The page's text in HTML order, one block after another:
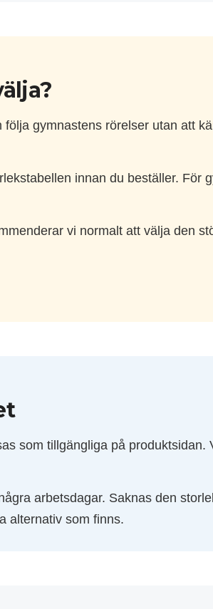
gymnastens rörelser utan att
innan du beställer. För
vi normalt att välja den
som tillgängliga på produktsidan.
arbetsdagar. Saknas den
alternativ som finns.